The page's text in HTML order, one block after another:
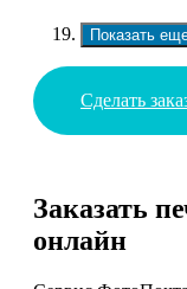
Показать
Сделать
Заказать
онлайн